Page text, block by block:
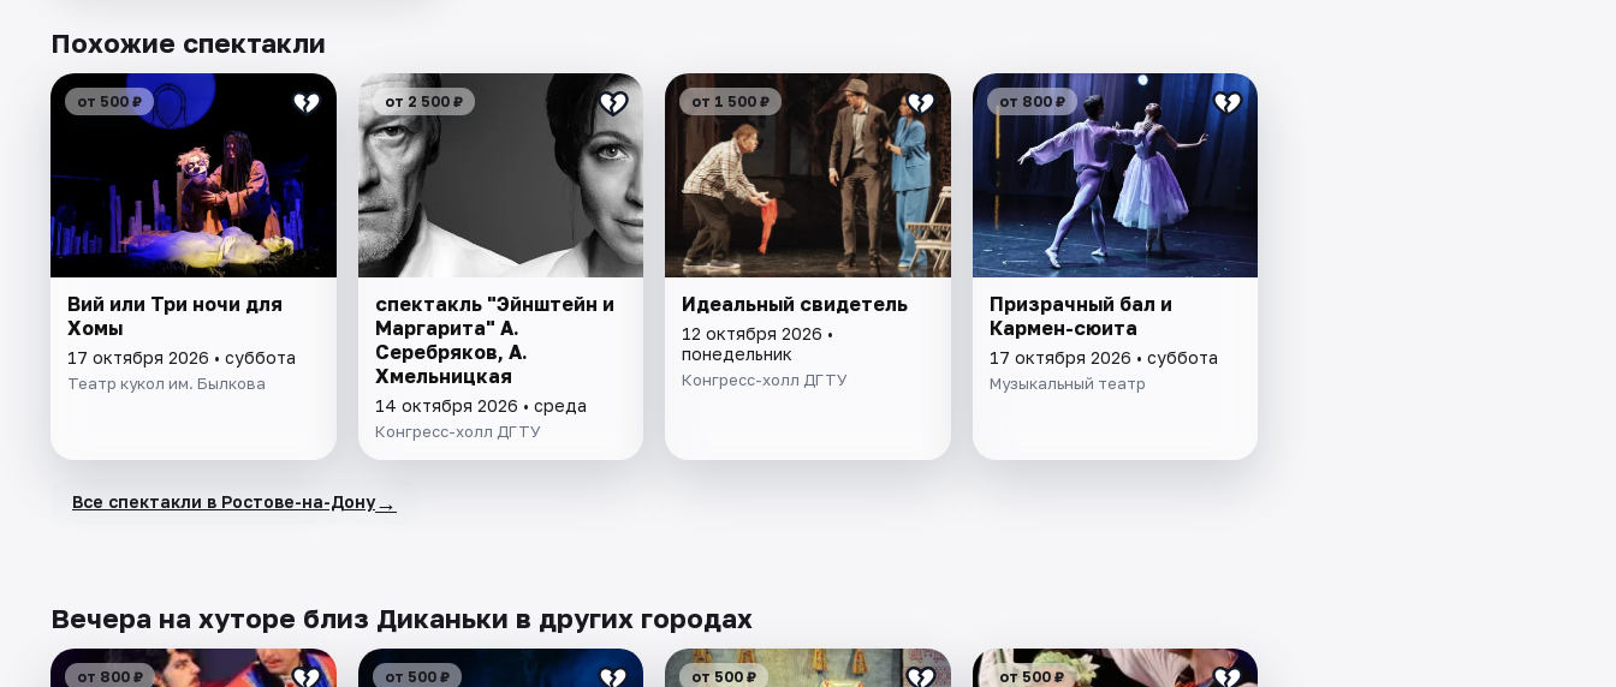
Похожие спектакли
от 500 ₽
Вий или Три ночи для
Хомы
17 октября 2026 • суббота
Театр кукол им. Былкова
от 2 500 ₽
спектакль "Эйнштейн и
Маргарита" А.
Серебряков, А.
Хмельницкая
14 октября 2026 • среда
Конгресс-холл ДГТУ
от 1 500 ₽
Идеальный свидетель
12 октября 2026 •
понедельник
Конгресс-холл ДГТУ
от 800 ₽
Призрачный бал и
Кармен-сюита
17 октября 2026 • суббота
Музыкальный театр
Все спектакли в Ростове-на-Дону→
Вечера на хуторе близ Диканьки в других городах
от 800 ₽ от 500 ₽ от 500 ₽ от 500 ₽